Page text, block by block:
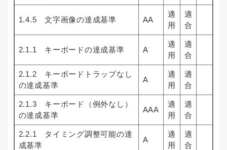
1.4.5 文字画像の達成基準 AA
適
用
適
合
2.1.1 キーボードの達成基準 A
適
用
適
合
2.1.2 キーボードトラップなし
の達成基準
A
適
用
適
合
2.1.3 キーボード（例外なし）
の達成基準
AAA
適
用
適
合
2.2.1 タイミング調整可能の達
成基準
A
適
用
適
合